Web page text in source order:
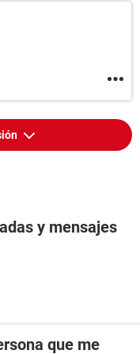
y mensajes
que me